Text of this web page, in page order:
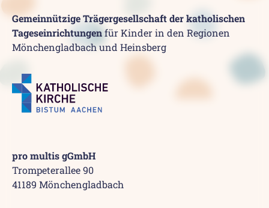
Gemeinnützige Trägergesellschaft der katholischen
Tageseinrichtungenfür Kinder in den Regionen
Mönchengladbach und Heinsberg
pro multis gGmbH
Trompeterallee 90
41189 Mönchengladbach